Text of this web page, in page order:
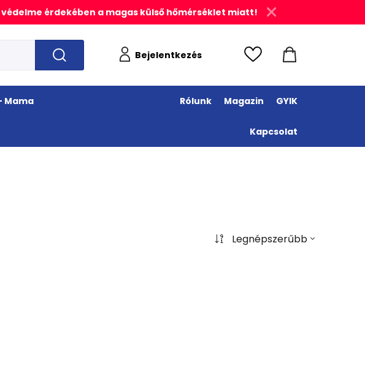
érdekében a magas külső hőmérséklet miatt!
Bejelentkezés
Mama Rólunk Magazin GYIK
Kapcsolat
Legnépszerűbb